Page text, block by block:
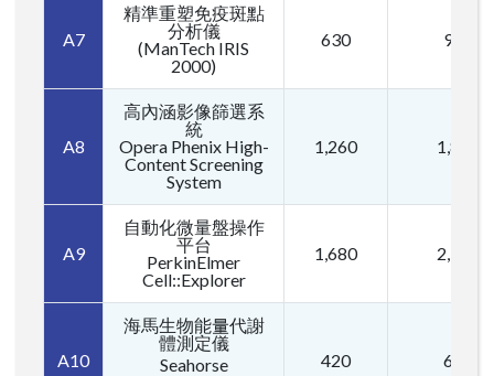
A7
精準重塑免疫斑點
分析儀
(ManTech IRIS
2000)
630 945
A8
高內涵影像篩選系
統
Opera Phenix High-
Content Screening
System
1,260 1,890
A9
自動化微量盤操作
平台
PerkinElmer
Cell::Explorer
1,680 2,520
A10
海馬生物能量代謝
體測定儀
Seahorse
420 630